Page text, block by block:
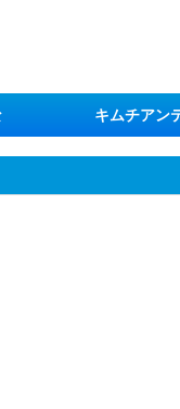
キムチアン